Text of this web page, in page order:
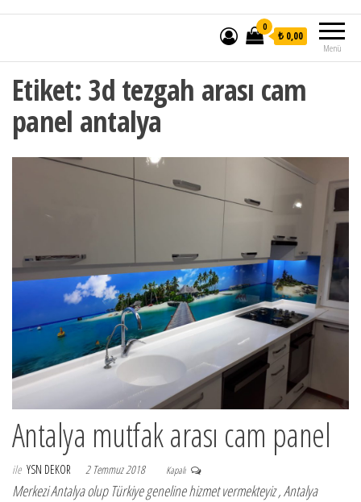
Menü
0
₺ 0,00
Etiket: 3d tezgah arası cam
panel antalya
Antalya mutfak arası cam panel
ile YSN DEKOR 2 Temmuz 2018 Kapalı
Merkezi Antalya olup Türkiye geneline hizmet vermekteyiz , Antalya